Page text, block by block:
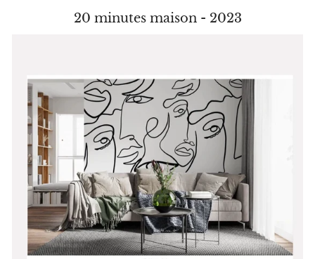
20 minutes maison - 2023